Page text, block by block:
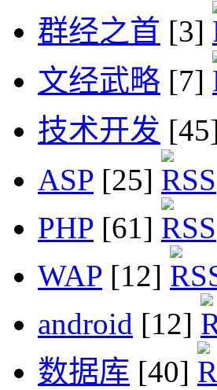
群经之首 [3]
文经武略 [7]
技术开发
ASP [25]
PHP [61]
WAP [12]
android [12]
数据库 [40]